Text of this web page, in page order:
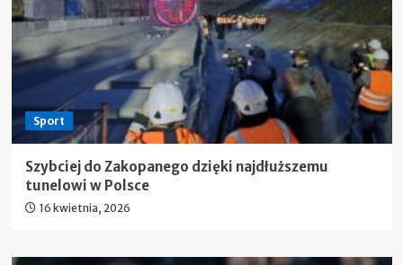
Sport
Szybciej do Zakopanego dzięki najdłuższemu
tunelowi w Polsce
16 kwietnia, 2026